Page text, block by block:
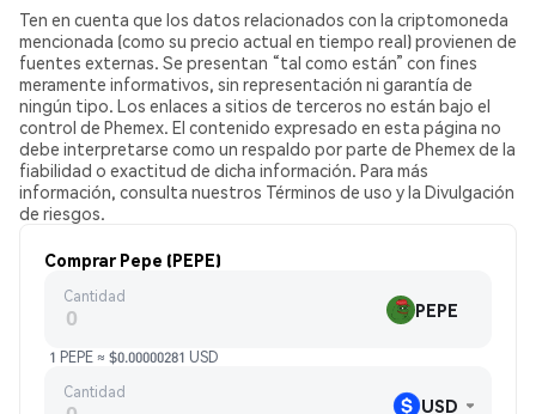
Ten en cuenta que los datos relacionados con la criptomoneda
mencionada (como su precio actual en tiempo real) provienen de
fuentes externas. Se presentan “tal como están” con fines
meramente informativos, sin representación ni garantía de
ningún tipo. Los enlaces a sitios de terceros no están bajo el
control de Phemex. El contenido expresado en esta página no
debe interpretarse como un respaldo por parte de Phemex de la
fiabilidad o exactitud de dicha información. Para más
información, consulta nuestros Términos de uso y la Divulgación
de riesgos.
Comprar Pepe (PEPE)
Cantidad
PEPE
1 PEPE ≈ $0.00000281 USD
Cantidad
USD